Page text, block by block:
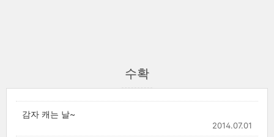
수확
감자 캐는 날~
2014.07.01